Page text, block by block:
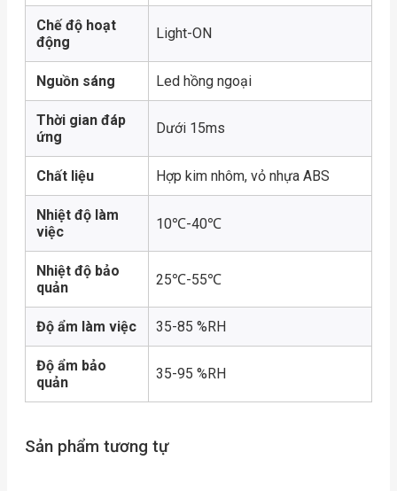
Chế độ hoạt
động
Light-ON
Nguồn sáng Led hồng ngoại
Thời gian đáp
ứng
Dưới 15ms
Chất liệu Hợp kim nhôm, vỏ nhựa ABS
Nhiệt độ làm
việc
10℃-40℃
Nhiệt độ bảo
quản
25℃-55℃
Độ ẩm làm việc 35-85 %RH
Độ ẩm bảo
quản
35-95 %RH
Sản phẩm tương tự